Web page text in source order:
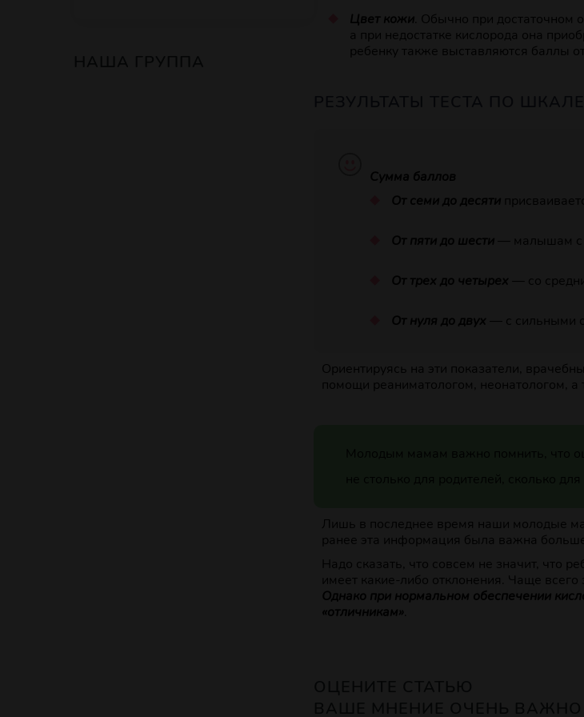
Цвет кожи . Обычно при достаточном
а при недостатке кислорода она
ребенку также выставляются баллы
Сумма баллов
От семи до десяти
От пяти до шести — малышам с
От трех до четырех — со
От нуля до двух — с сильными
Ориентируясь на эти показатели,
помощи реаниматологом, неонатологом,
Лишь в последнее время наши молодые
ранее эта информация была важна
Надо сказать, что совсем не значит, что
имеет какие-либо отклонения. Чаще
Однако при нормальном обеспечении
«отличникам»